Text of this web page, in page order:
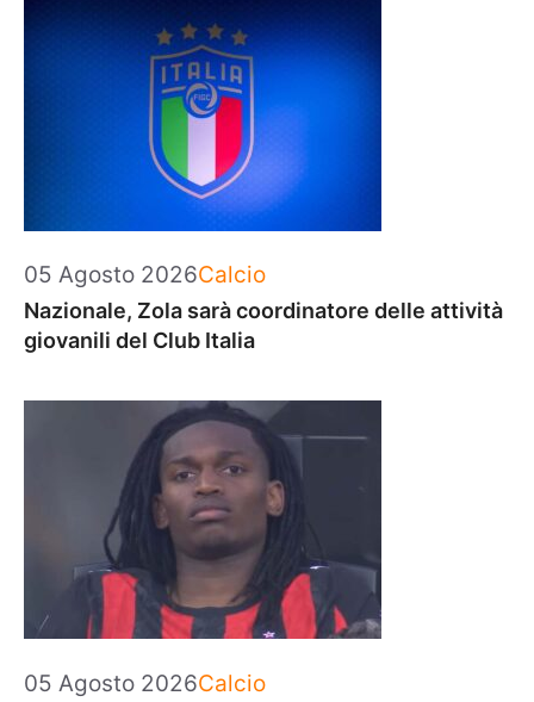
05 Agosto 2026Categorie
Calcio
Nazionale, Zola sarà coordinatore delle attività
giovanili del Club Italia
05 Agosto 2026Categorie
Calcio